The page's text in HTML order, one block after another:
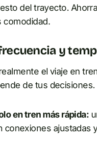
del trayecto.
comodidad.
y
el viaje en
de tus decisiones.
en tren más rápida:
conexiones ajustadas